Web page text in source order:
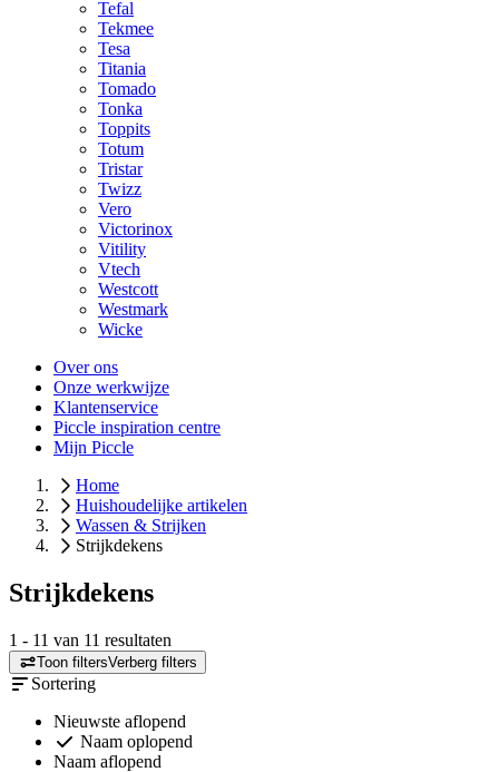
Tefal
Tekmee
Tesa
Titania
Tomado
Tonka
Toppits
Totum
Tristar
Twizz
Vero
Victorinox
Vitility
Vtech
Westcott
Westmark
Wicke
Over ons
Onze werkwijze
Klantenservice
Piccle inspiration centre
Mijn Piccle
Home
Huishoudelijke artikelen
Wassen & Strijken
Strijkdekens
Strijkdekens
1 - 11 van 11 resultaten
Toon filtersVerberg filters
Sortering
Nieuwste aflopend
Naam oplopend
Naam aflopend